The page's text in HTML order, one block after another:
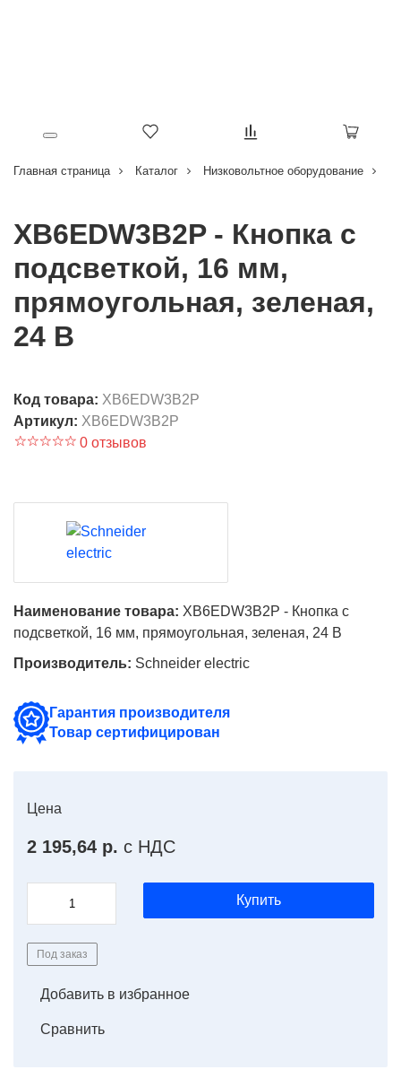
Главная страница Каталог Низковольтное оборудование
XB6EDW3B2P - Кнопка с
подсветкой, 16 мм,
прямоугольная, зеленая,
24 В
Код товара: XB6EDW3B2P
Артикул: XB6EDW3B2P
0 отзывов
Наименование товара: XB6EDW3B2P - Кнопка с
подсветкой, 16 мм, прямоугольная, зеленая, 24 В
Производитель: Schneider electric
Гарантия производителя
Товар сертифицирован
Цена
2 195,64 р. с НДС
Купить
Под заказ
Добавить в избранное
Сравнить